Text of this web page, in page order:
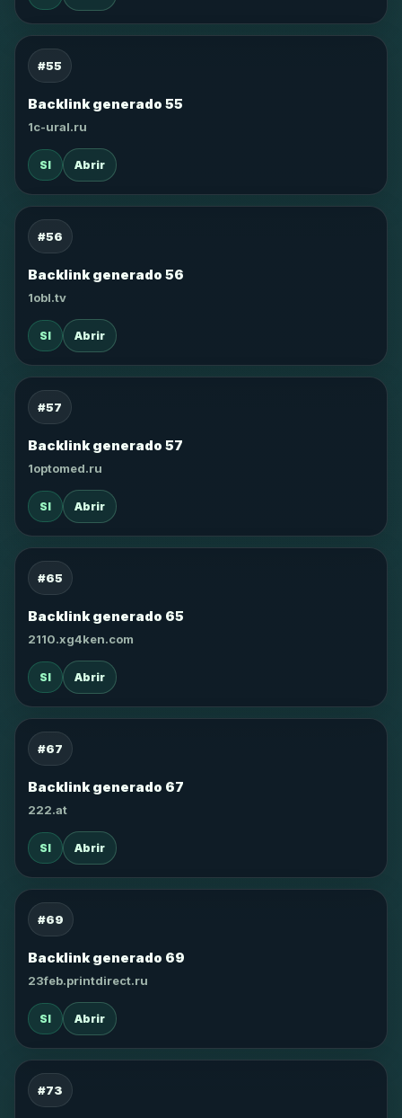
#55
Backlink generado 55
1c-ural.ru
SI Abrir
#56
Backlink generado 56
1obl.tv
SI Abrir
#57
Backlink generado 57
1optomed.ru
SI Abrir
#65
Backlink generado 65
2110.xg4ken.com
SI Abrir
#67
Backlink generado 67
222.at
SI Abrir
#69
Backlink generado 69
23feb.printdirect.ru
SI Abrir
#73